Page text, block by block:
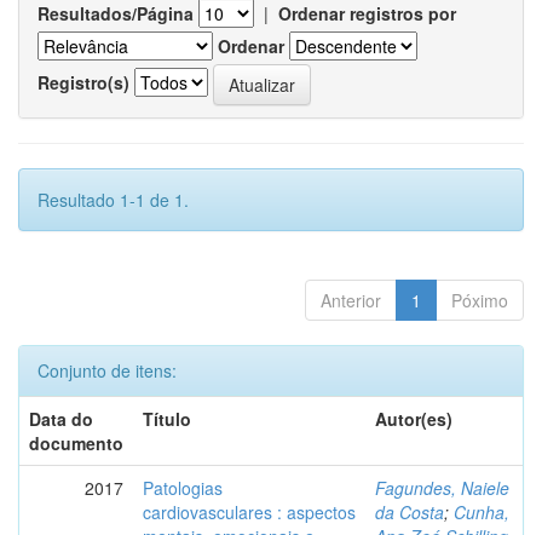
Resultados/Página | Ordenar registros por
Ordenar
Registro(s)
Resultado 1-1 de 1.
Anterior 1 Póximo
Conjunto de itens:
Data do
documento
Título Autor(es)
2017
Patologias
cardiovasculares : aspectos
Fagundes, Naiele
da Costa; Cunha,